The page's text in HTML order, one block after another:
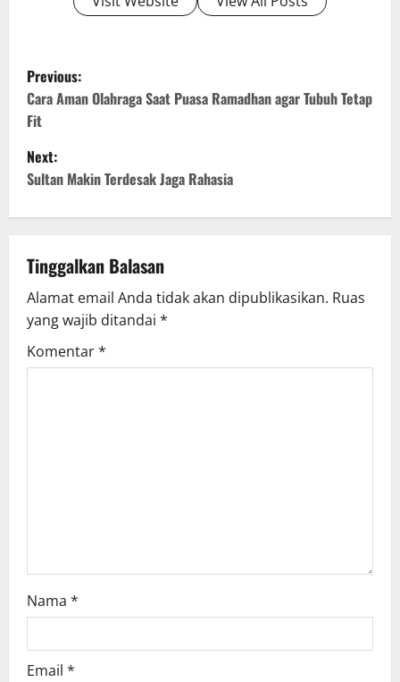
P
o
s
t
n
a
v
i
g
Previous:
Cara Aman Olahraga Saat Puasa Ramadhan agar Tubuh Tetap
Fit
Next:
Sultan Makin Terdesak Jaga Rahasia
Tinggalkan Balasan
Alamat email Anda tidak akan dipublikasikan. Ruas
yang wajib ditandai *
Komentar*
Nama *
Email *